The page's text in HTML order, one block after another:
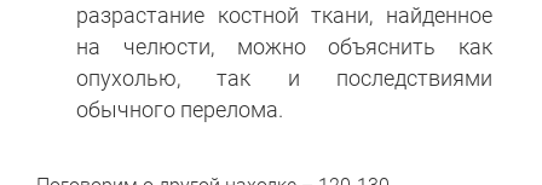
разрастание костной ткани, найденное
на челюсти, можно объяснить как
опухолью, так и последствиями
обычного перелома.